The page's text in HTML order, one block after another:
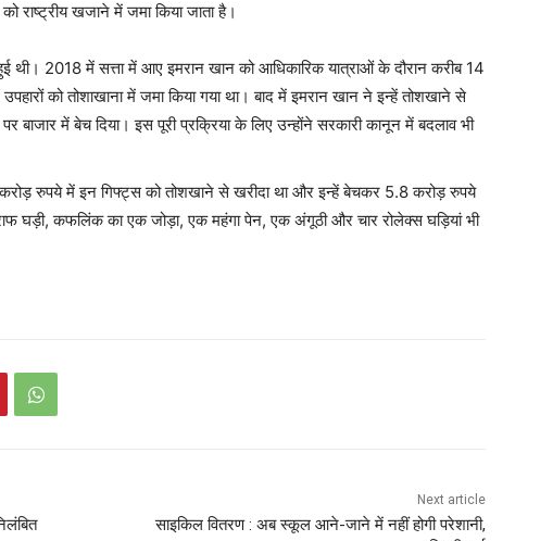
खजाने में जमा किया जाता है।
थी। 2018 में सत्ता में आए इमरान खान को आधिकारिक यात्राओं के दौरान करीब 14
को तोशाखाना में जमा किया गया था। बाद में इमरान खान ने इन्हें तोशखाने से
बाजार में बेच दिया। इस पूरी प्रक्रिया के लिए उन्होंने सरकारी कानून में बदलाव भी
करोड़ रुपये में इन गिफ्ट्स को तोशखाने से खरीदा था और इन्हें बेचकर 5.8 करोड़ रुपये
घड़ी, कफलिंक का एक जोड़ा, एक महंगा पेन, एक अंगूठी और चार रोलेक्स घड़ियां भी
Next article
साइकिल वितरण : अब स्कूल आने-जाने में नहीं होगी परेशानी,